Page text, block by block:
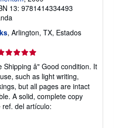
13: 9781414334493
, Arlington, TX, Estados
del
â" Good condition. It
such as light writing,
but all pages are intact
A solid, complete copy
ref. del artículo: